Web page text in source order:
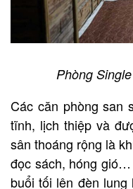
Phòng
Các căn phòng san
tĩnh, lịch thiệp và
sân thoáng rộng là
đọc sách, hóng
buổi tối lên đèn